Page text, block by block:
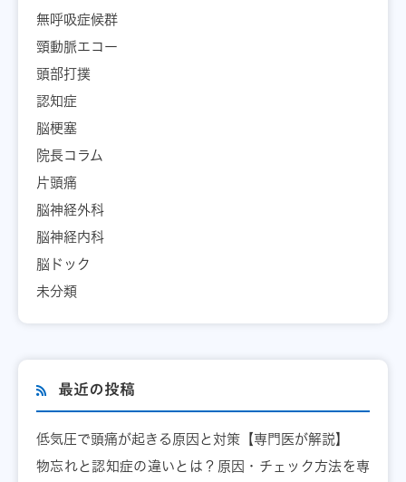
無呼吸症候群
頸動脈エコー
頭部打撲
認知症
脳梗塞
院長コラム
片頭痛
脳神経外科
脳神経内科
脳ドック
未分類
最近の投稿
低気圧で頭痛が起きる原因と対策【専門医が解説】
物忘れと認知症の違いとは？原因・チェック方法を専